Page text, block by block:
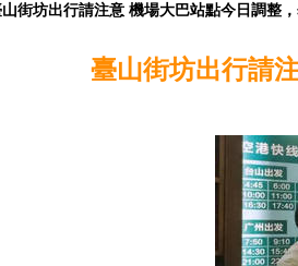
街坊出行請注意 機場大巴站點今日調整，
臺山街坊出行請